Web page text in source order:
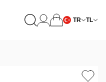
TR TL